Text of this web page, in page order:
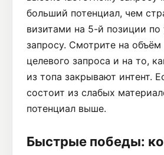
больший потенциал, чем
визитами на 5-й позиции по
запросу. Смотрите на объём
целевого запроса и на то,
из топа закрывают интент.
состоит из слабых
потенциал выше.
Быстрые победы: